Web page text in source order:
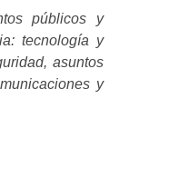
públicos y
tecnología y
asuntos
y